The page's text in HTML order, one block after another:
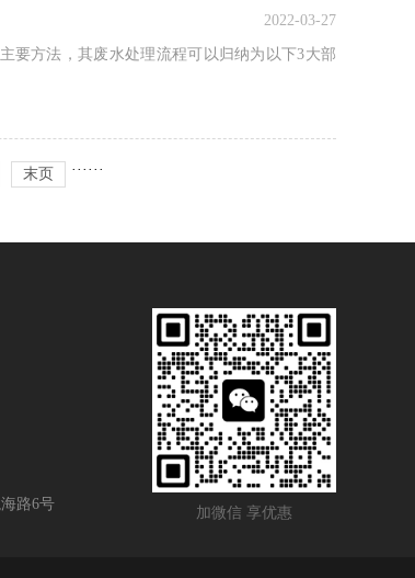
2022-03-27
要方法，其废水处理流程可以归纳为以下3大部
··· ···
末页
加微信 享优惠
路6号